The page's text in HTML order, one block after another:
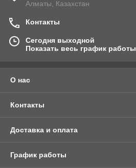
Алматы, Казахстан
Контакты
Сегодня выходной
Показать весь график работы
О нас
Контакты
Доставка и оплата
График работы